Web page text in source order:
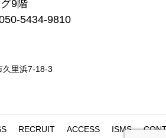
9階
5434-9810
久里浜7-18-3
RECRUIT ACCESS ISMS